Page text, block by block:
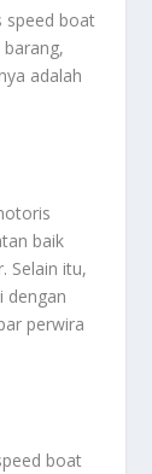
speed boat
adalah
baik
Selain itu,
dengan
perwira
boat